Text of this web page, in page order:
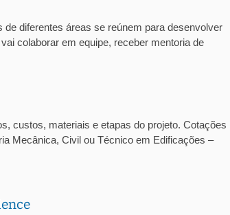
diferentes áreas se reúnem para desenvolver
colaborar em equipe, receber mentoria de
custos, materiais e etapas do projeto. Cotações
Mecânica, Civil ou Técnico em Edificações –